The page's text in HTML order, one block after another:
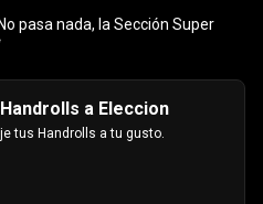
pasa nada, la Sección Super
a Eleccion
tus Handrolls a tu gusto.